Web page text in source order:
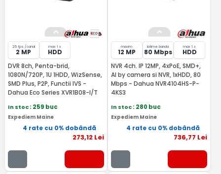
25 fps /canal
2 MP
max 1 x
HDD
DVR 8ch, Penta-brid,
1080N/720P, 1U 1HDD, WizSense,
SMD Plus, P2P, Functii IVS -
Dahua Eco Series XVR1B08-I/T
In stoc: 259 buc
Expediem Maine
4 rate cu 0% dobândă
273,12Lei
maxim
12 MP
latime banda
80 Mbps
max 1 x
HDD
NVR 4ch. IP 12MP, 4xPoE, SMD+,
AI by camera si NVR, 1xHDD, 80
Mbps - Dahua NVR4104HS-P-
4KS3
In stoc: 280 buc
Expediem Maine
4 rate cu 0% dobândă
736,77 Lei